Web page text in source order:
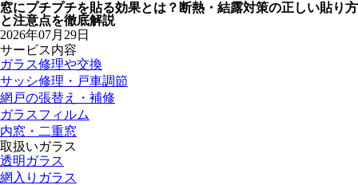
窓にプチプチを貼る効果とは？断熱・結露対策の正しい貼り方
と注意点を徹底解説
2026年07月29日
サービス内容
ガラス修理や交換
サッシ修理・戸車調節
網戸の張替え・補修
ガラスフィルム
内窓・二重窓
取扱いガラス
透明ガラス
網入りガラス